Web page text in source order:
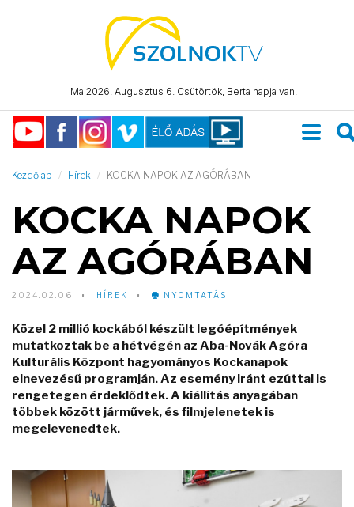
Ma 2026. Augusztus 6. Csütörtök, Berta napja van.
Kezdőlap Hírek KOCKA NAPOK AZ AGÓRÁBAN
KOCKA NAPOK
AZ AGÓRÁBAN
2024.02.06 HÍREK NYOMTATÁS
Közel 2 millió kockából készült legóépítmények
mutatkoztak be a hétvégén az Aba-Novák Agóra
Kulturális Központ hagyományos Kockanapok
elnevezésű programján. Az esemény iránt ezúttal is
rengetegen érdeklődtek. A kiállítás anyagában
többek között járművek, és filmjelenetek is
megelevenedtek.
Video
Player